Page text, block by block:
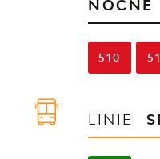
NOCNE
510
LINIE